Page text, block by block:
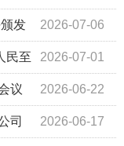
激活全域消费
2026-07-06
发
2026-07-01
民至
奇丁薛祥李希韩
2026-06-22
议
2026-06-17
司